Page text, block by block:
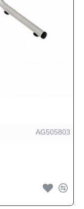
AG505803